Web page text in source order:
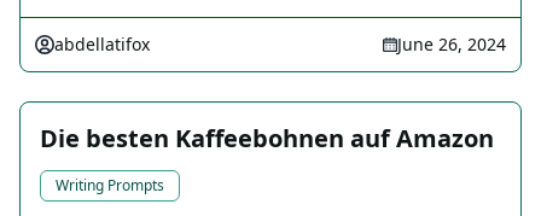
abdellatifox June 26, 2024
Die besten Kaffeebohnen auf Amazon
Writing Prompts